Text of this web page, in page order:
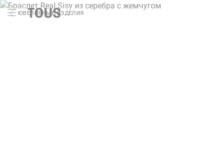
ЮВЕЛИРНЫЕ ИЗДЕЛИЯ